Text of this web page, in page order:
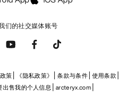
们的社交媒体账号
策 《隐私政策》 条款与条件 使用条款
出售我的个人信息 arcteryx.com